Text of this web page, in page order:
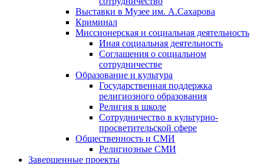
Выставки в Музее им. А.Сахарова
Криминал
Миссионерская и социальная деятельность
Иная социальная деятельность
Соглашения о социальном
сотрудничестве
Образование и культура
Государственная поддержка
религиозного образования
Религия в школе
Сотрудничество в культурно-
просветительской сфере
Общественность и СМИ
Религиозные СМИ
Завершенные проекты